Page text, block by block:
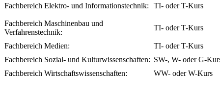
​Fachbereich Elektro- und Informationstechnik: ​TI- oder T-Kurs
​Fachbereich Maschinenbau und
Verfahrenstechnik:
​TI- oder T-Kurs
​Fachbereich Medien:
​TI- oder T-Kurs
​Fachbereich Sozial- und Kulturwissenschaften: SW-, W- oder G-
​​Fachbereich Wirtschaftswissenschaften:
​​WW- oder W-Kurs